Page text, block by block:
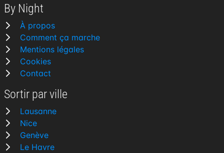
By Night
À propos
Comment ça marche
Mentions légales
Cookies
Contact
Sortir par ville
Lausanne
Nice
Genève
Le Havre